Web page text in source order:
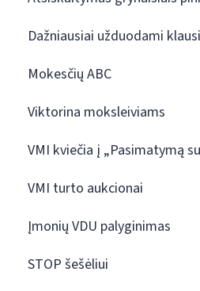
Dažniausiai užduodami
Mokesčių ABC
Viktorina moksleiviams
VMI kviečia į „Pasimatymą
VMI turto aukcionai
Įmonių VDU palyginimas
STOP šešėliui